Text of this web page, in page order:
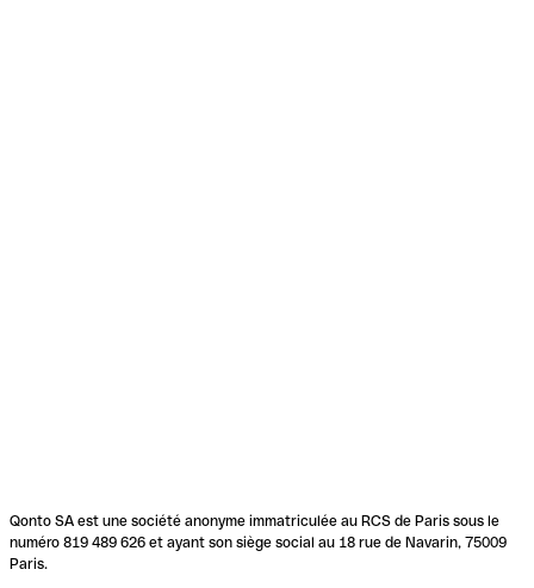
Qonto SA est une société anonyme immatriculée au RCS de Paris sous le
numéro 819 489 626 et ayant son siège social au 18 rue de Navarin, 75009
Paris.